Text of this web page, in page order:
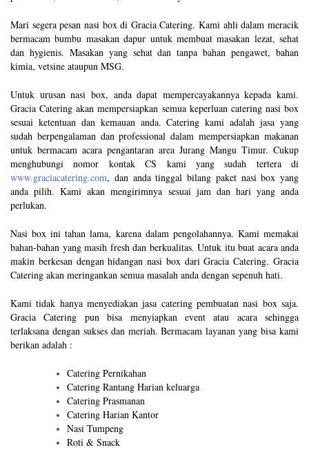
Mari segera pesan nasi box di Gracia Catering. Kami ahli dalam meracik
bermacam bumbu masakan dapur untuk membuat masakan lezat, sehat
dan hygienis. Masakan yang sehat dan tanpa bahan pengawet, bahan
kimia, vetsine ataupun MSG.
Untuk urusan nasi box, anda dapat mempercayakannya kepada kami.
Gracia Catering akan mempersiapkan semua keperluan catering nasi box
sesuai ketentuan dan kemauan anda. Catering kami adalah jasa yang
sudah berpengalaman dan professional dalam mempersiapkan makanan
untuk bermacam acara pengantaran area Jurang Mangu Timur. Cukup
menghubungi nomor kontak CS kami yang sudah tertera di
www.graciacatering.com, dan anda tinggal bilang paket nasi box yang
anda pilih. Kami akan mengirimnya sesuai jam dan hari yang anda
perlukan.
Nasi box ini tahan lama, karena dalam pengolahannya. Kami memakai
bahan-bahan yang masih fresh dan berkualitas. Untuk itu buat acara anda
makin berkesan dengan hidangan nasi box dari Gracia Catering. Gracia
Catering akan meringankan semua masalah anda dengan sepenuh hati.
Kami tidak hanya menyediakan jasa catering pembuatan nasi box saja.
Gracia Catering pun bisa menyiapkan event atau acara sehingga
terlaksana dengan sukses dan meriah. Bermacam layanan yang bisa kami
berikan adalah :
Catering Pernikahan
Catering Rantang Harian keluarga
Catering Prasmanan
Catering Harian Kantor
Nasi Tumpeng
Roti & Snack